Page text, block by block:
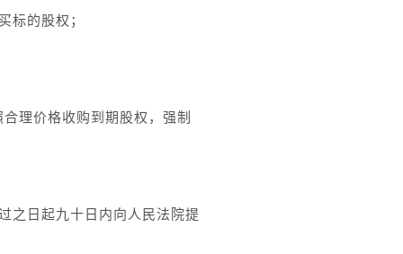
标的股权；
理价格收购到期股权，强制
之日起九十日内向人民法院提